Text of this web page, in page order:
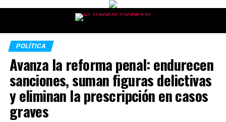
POLÍTICA
Avanza la reforma penal: endurecen
sanciones, suman figuras delictivas
y eliminan la prescripción en casos
graves